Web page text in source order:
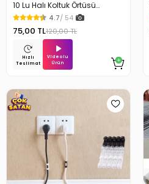
10 Lu Halı Koltuk Örtüsü
Kaydırmaz Cırtlı Pad
4.7/ 54
75,00 TL120,00 TL
Hızlı
Teslimat
Videolu
Ürün